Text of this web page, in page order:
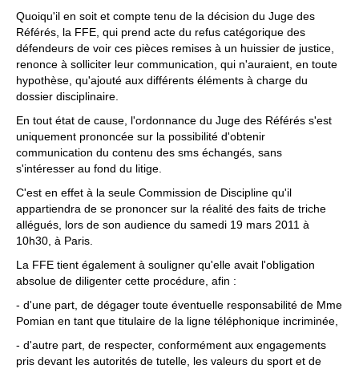
Quoiqu'il en soit et compte tenu de la décision du Juge des
Référés, la FFE, qui prend acte du refus catégorique des
défendeurs de voir ces pièces remises à un huissier de justice,
renonce à solliciter leur communication, qui n'auraient, en toute
hypothèse, qu'ajouté aux différents éléments à charge du
dossier disciplinaire.
En tout état de cause, l'ordonnance du Juge des Référés s'est
uniquement prononcée sur la possibilité d'obtenir
communication du contenu des sms échangés, sans
s'intéresser au fond du litige.
C'est en effet à la seule Commission de Discipline qu'il
appartiendra de se prononcer sur la réalité des faits de triche
allégués, lors de son audience du samedi 19 mars 2011 à
10h30, à Paris.
La FFE tient également à souligner qu'elle avait l'obligation
absolue de diligenter cette procédure, afin :
- d'une part, de dégager toute éventuelle responsabilité de Mme
Pomian en tant que titulaire de la ligne téléphonique incriminée,
- d'autre part, de respecter, conformément aux engagements
pris devant les autorités de tutelle, les valeurs du sport et de